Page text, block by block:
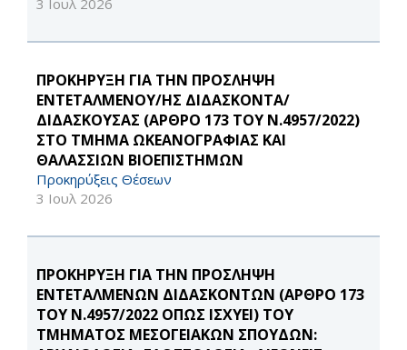
3 Ιουλ 2026
ΠΡΟΚΗΡΥΞΗ ΓΙΑ ΤΗΝ ΠΡΟΣΛΗΨΗ
ΕΝΤΕΤΑΛΜΕΝΟΥ/ΗΣ ΔΙΔΑΣΚΟΝΤΑ/
ΔΙΔΑΣΚΟΥΣΑΣ (ΑΡΘΡΟ 173 ΤΟΥ Ν.4957/2022)
ΣΤΟ ΤΜΗΜΑ ΩΚΕΑΝΟΓΡΑΦΙΑΣ ΚΑΙ
ΘΑΛΑΣΣΙΩΝ ΒΙΟΕΠΙΣΤΗΜΩΝ
Προκηρύξεις Θέσεων
3 Ιουλ 2026
ΠΡΟΚΗΡΥΞΗ ΓΙΑ ΤΗΝ ΠΡΟΣΛΗΨΗ
ΕΝΤΕΤΑΛΜΕΝΩΝ ΔΙΔΑΣΚΟΝΤΩΝ (ΑΡΘΡΟ 173
ΤΟΥ Ν.4957/2022 ΟΠΩΣ ΙΣΧΥΕΙ) ΤΟΥ
ΤΜΗΜΑΤΟΣ ΜΕΣΟΓΕΙΑΚΩΝ ΣΠΟΥΔΩΝ: